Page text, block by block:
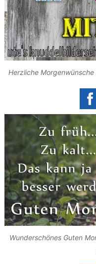
Herzliche
Wunderschönes Guten